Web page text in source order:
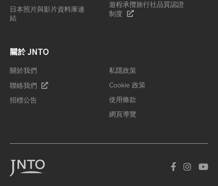
日本照片與影片資料庫連
結
遊程承攬旅行社品質認證
制度
關於 JNTO
關於我們
聯絡我們
招標公告
私隱政策
Cookie 政策
使用條款
網頁導覽